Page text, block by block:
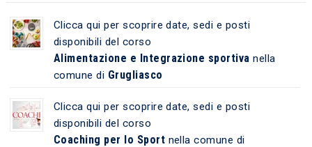
Clicca qui per scoprire date, sedi e posti
disponibili del corso
Alimentazione e Integrazione sportiva nella
comune di Grugliasco
Clicca qui per scoprire date, sedi e posti
disponibili del corso
Coaching per lo Sport nella comune di